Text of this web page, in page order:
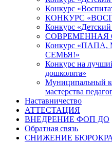
Конкурс
КОНКУРС
Конкурс
СОВРЕМЕННАЯ
Конкурс
СЕМЬЯ!»
Конкурс на
дошколята»
Муниципальный
мастерства
Наставничество
АТТЕСТАЦИЯ
ВНЕДРЕНИЕ ФОП ДО
Обратная связь
СНИЖЕНИЕ